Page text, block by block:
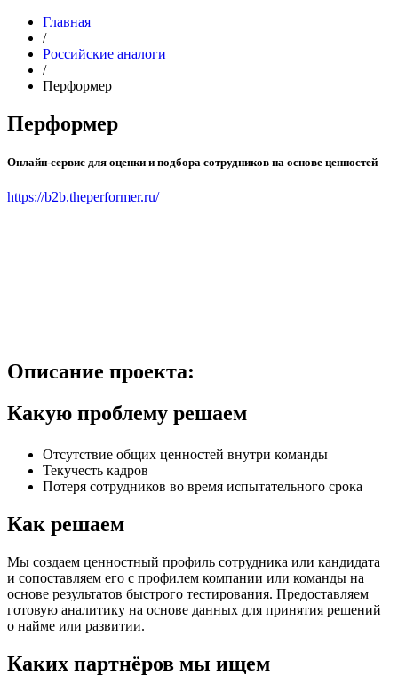
Главная
/
Российские аналоги
/
Перформер
Перформер
Онлайн-сервис для оценки и подбора сотрудников на основе ценностей
https://b2b.theperformer.ru/
Описание проекта:
Какую проблему решаем
Отсутствие общих ценностей внутри команды
Текучесть кадров
Потеря сотрудников во время испытательного срока
Как решаем
Мы создаем ценностный профиль сотрудника или кандидата
и сопоставляем его с профилем компании или команды на
основе результатов быстрого тестирования. Предоставляем
готовую аналитику на основе данных для принятия решений
о найме или развитии.
Каких партнёров мы ищем